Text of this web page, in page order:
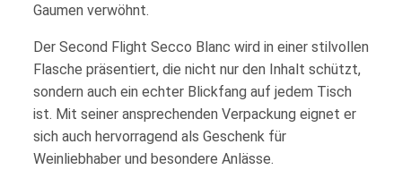
Gaumen verwöhnt.
Der Second Flight Secco Blanc wird in einer stilvollen
Flasche präsentiert, die nicht nur den Inhalt schützt,
sondern auch ein echter Blickfang auf jedem Tisch
ist. Mit seiner ansprechenden Verpackung eignet er
sich auch hervorragend als Geschenk für
Weinliebhaber und besondere Anlässe.